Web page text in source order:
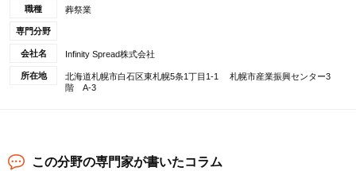
職種 葬祭業
専門分野
会社名 Infinity Spread株式会社
所在地
北海道札幌市白石区東札幌5条1丁目1-1 札幌市産業振興センター3
階 A-3
この分野の専門家が書いたコラム